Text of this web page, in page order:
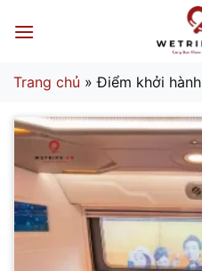
qua
dung
Trang chủ »Điểm khởi hành